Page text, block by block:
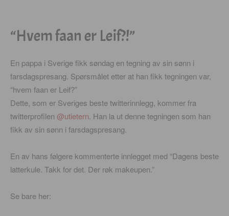
“Hvem faan er Leif?!”
En pappa i Sverige fikk søndag en tegning av sin sønn i
farsdagspresang. Spørsmålet etter at han fikk tegningen var,
“hvem faan er Leif?”
Dette, som er Sveriges beste twitterinnlegg, kommer fra
twitterprofilen @utietern. Han la ut denne tegningen som han
fikk av sin sønn i farsdagspresang.
En av hans følgere kommenterte innlegget med “Dagens beste
latterkule. Takk for det. Der røk makeupen.”
Se bare her: